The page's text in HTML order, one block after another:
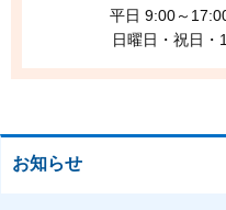
平日 9:00～
日曜日・祝日
お知らせ